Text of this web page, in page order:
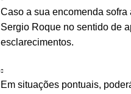
Caso a sua encomenda
Sergio Roque no sentido de
esclarecimentos.
Em situações pontuais,